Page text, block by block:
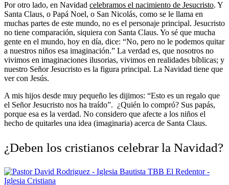
Por otro lado, en Navidad celebramos el nacimiento de Jesucristo. Y
Santa Claus, o Papá Noel, o San Nicolás, como se le llama en
muchas partes de este mundo, no es el personaje principal. Jesucristo
no tiene comparación, siquiera con Santa Claus. Yo sé que mucha
gente en el mundo, hoy en día, dice: “No, pero no le podemos quitar
a nuestros niños esa imaginación.” La verdad es, que nosotros no
vivimos en imaginaciones ilusorias, vivimos en realidades bíblicas; y
nuestro Señor Jesucristo es la figura principal. La Navidad tiene que
ver con Jesús.
A mis hijos desde muy pequeño les dijimos: “Esto es un regalo que
el Señor Jesucristo nos ha traído”. ¿Quién lo compró? Sus papás,
porque esa es la verdad. No considero que afecte a los niños el
hecho de quitarles una idea (imaginaria) acerca de Santa Claus.
¿Deben los cristianos celebrar la Navidad?